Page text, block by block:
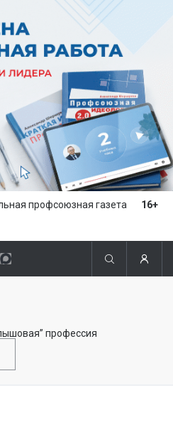
профсоюзная газета 16+
профессия